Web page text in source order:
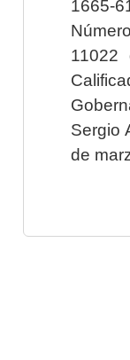
1665-
11022
Sergio
de